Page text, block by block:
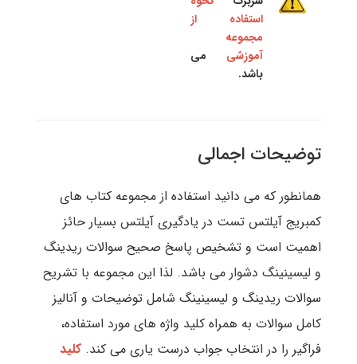
استفاده از
مجموعه
آموزشی می
باشد.
توضیحات اجمالی
همانطور که می دانید استفاده از مجموعه کتاب های
کمبریج آیلتس تست در یادگیری آیلتس بسیار حائز
اهمیت است و تشخیص پاسخ صحیح سوالات ریدینگ
و لیسینینگ دشوار می باشد. لذا این مجموعه با تشریح
سوالات ریدینگ و لیسینینگ شامل توضیحات و آنالیز
کامل سوالات به همراه کلید واژه های مورد استفاده،
فراگیر را در انتخاب جواب درست یاری می کند. کلید